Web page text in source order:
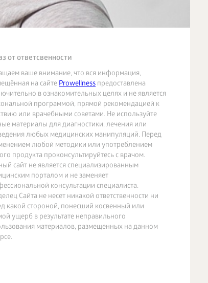
от ответсвенности
ваше внимание, что вся информация,
на сайтеProwellnessпредоставлена
в ознакомительных целях и не является
программой, прямой рекомендацией к
или врачебными советами. Не используйте
материалы для диагностики, лечения или
любых медицинских манипуляций. Перед
любой методики или употреблением
продукта проконсультируйтесь с врачом.
сайт не является специализированным
порталом и не заменяет
консультации специалиста.
Сайта не несет никакой ответственности ни
какой стороной, понесший косвенный или
ущерб в результате неправильного
материалов, размещенных на данном